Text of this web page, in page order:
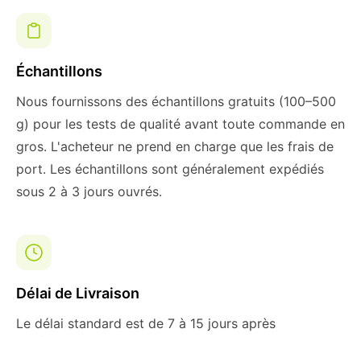
Échantillons
Nous fournissons des échantillons gratuits (100–500
g) pour les tests de qualité avant toute commande en
gros. L'acheteur ne prend en charge que les frais de
port. Les échantillons sont généralement expédiés
sous 2 à 3 jours ouvrés.
Délai de Livraison
Le délai standard est de 7 à 15 jours après